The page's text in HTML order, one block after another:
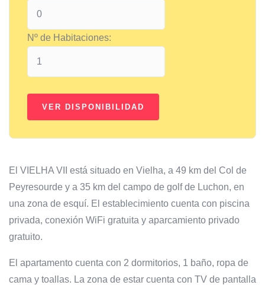
Nº de Habitaciones:
El VIELHA VII está situado en Vielha, a 49 km del Col de
Peyresourde y a 35 km del campo de golf de Luchon, en
una zona de esquí. El establecimiento cuenta con piscina
privada, conexión WiFi gratuita y aparcamiento privado
gratuito.
El apartamento cuenta con 2 dormitorios, 1 baño, ropa de
cama y toallas. La zona de estar cuenta con TV de pantalla